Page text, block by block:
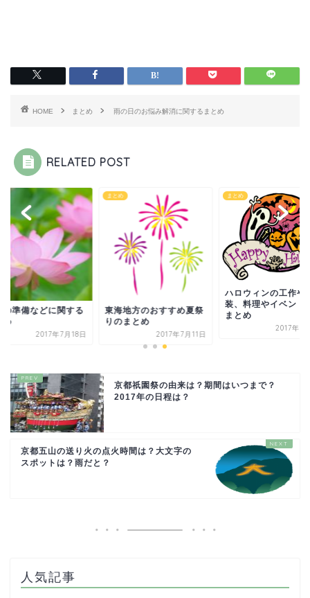
HOME まとめ 雨の日のお悩み解消に関するまとめ
RELATED POST
の準備などに関する
め
2017年7月18日
まとめ
東海地方のおすすめ夏祭
りのまとめ
2017年7月11日
まとめ
ハロウィンの工作や
装、料理やイベント
まとめ
2017年10
京都祇園祭の由来は？期間はいつまで？
2017年の日程は？
京都五山の送り火の点火時間は？大文字の
スポットは？雨だと？
人気記事